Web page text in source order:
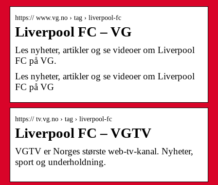
https:// www.vg.no › tag › liverpool-fc
Liverpool FC – VG
Les nyheter, artikler og se videoer om Liverpool
FC på VG.
Les nyheter, artikler og se videoer om Liverpool
FC på VG
https:// tv.vg.no › tag › liverpool-fc
Liverpool FC – VGTV
VGTV er Norges største web-tv-kanal. Nyheter,
sport og underholdning.